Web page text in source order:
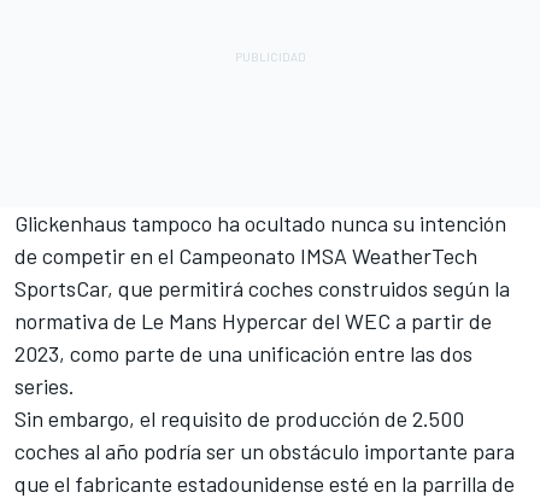
Glickenhaus tampoco ha ocultado nunca su intención
de competir en el Campeonato IMSA WeatherTech
SportsCar, que permitirá coches construidos según la
normativa de Le Mans Hypercar del WEC a partir de
2023, como parte de una unificación entre las dos
series.
Sin embargo, el requisito de producción de 2.500
coches al año podría ser un obstáculo importante para
que el fabricante estadounidense esté en la parrilla de